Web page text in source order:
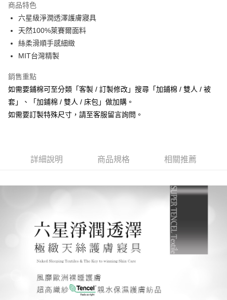
2.付款方式選擇「大哥付你分期」，訂單成立後會自動跳轉到大哥付的交易
流程，驗證手機門號後，選擇欲分期的期數、繳款截止日，確認付款後即完
成交易。
3.實際核准額度、可分期數及費用金額請依後續交易確認頁面所載為準。
4.訂單成立30分鐘內，如未前往確認交易或遇審核未通過，訂單將自動取
消。如遇「轉專審核」未通過狀況，表示未達大哥付你分期系統評分，恕無
【繳款方式說明】
1.分期款項不併入電信帳單，「大哥付你分期」於每月結算日後寄送繳費提
醒簡訊。
2.透過簡訊連結打開帳單後，可選擇「超商條碼／台灣大直營門市／銀行轉
買賣價金債權讓與本公司後，依約使用本公司帳單繳交帳款。
2.基於同意付款使用「大哥付你分期」之契約關係目的，商店將以您的個人
https://oppay.tw/userRule
相關說明
【關於「AFTEE先享後付」】
AFTEE先享後付是「在收到商品之後才付款」的支付方式。 讓您購物簡單
便利好安心！
２．便利：只要手機號碼，簡訊認證，即可結帳。
【「AFTEE先享後付」結帳流程】
１．於結帳方式選擇「AFTEE先享後付」後，將跳轉至「AFTEE先享後付」
結帳頁面，進行簡訊認證並確認金額後，即可完成結帳。
２．訂單成立數日內，您將收到繳費通知簡訊。
後付繳納相關費用。
客戶支援中心」https://netprotections.freshdesk.com/support/home
１．透過由恩沛科技股份有限公司提供之「AFTEE先享後付」服務完成之交
易，需依本服務之必要範圍內提供個人資料，並將交易相關給付款項請求債
權轉讓予恩沛科技股份有限公司。
https://aftee.tw/terms/#terms3
３．未成年的使用者請事先徵得法定代理人或監護人之同意方可使用
４．使用「AFTEE先享後付」時，將依據個別帳號之用戶狀況，依本公司即
時審查核予不同之上限額度；若仍有額度不足之情形，本公司將視審查結果
ATM付款
運送方式
每筆NT$100，滿NT$1,000(含以上)免運費
門市取貨(到店通知)
免運費
商品特色
六星級淨潤透澤護膚寢具
天然100%萊賽爾面料
絲柔滑順手感細緻
MIT台灣精製
銷售重點
如需要鋪棉可至分類「客製 / 訂製修改」搜尋「加鋪棉 / 雙人 / 被
套」、「加鋪棉 / 雙人 / 床包」做加購。
如需要訂製特殊尺寸，請至客服留言詢問。
詳細說明 商品規格 相關推薦